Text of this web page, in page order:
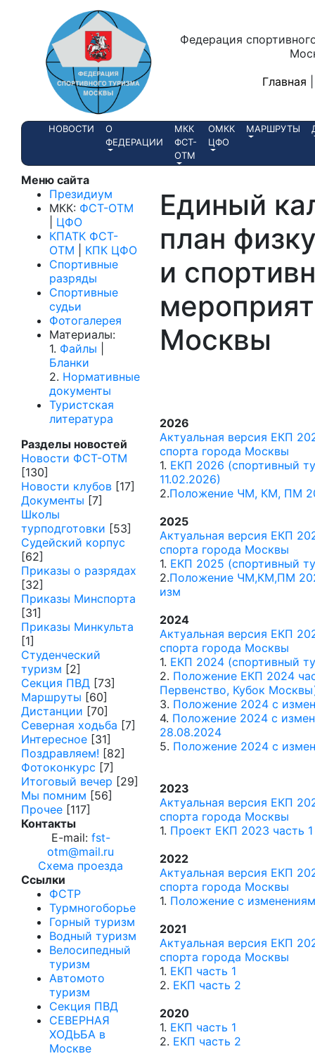
Федерация
Главная
НОВОСТИ
О
ФЕДЕРАЦИИ
МКК
ФСТ-
ОТМ
ОМКК
ЦФО
МАРШРУТЫ
Меню сайта
Президиум
МКК: ФСТ-ОТМ
ЦФО
КПАТК ФСТ-
ОТМ
КПК ЦФО
Cпортивные
разряды
Спортивные
судьи
Фотогалерея
Материалы:
1. Файлы
Бланки
2. Нормативные
документы
Туристская
литература
Разделы новостей
Новости ФСТ-ОТМ
[130]
Новости клубов [17]
Документы [7]
Школы
турподготовки [53]
Судейский корпус
[62]
Приказы о разрядах
[32]
Приказы Минспорта
[31]
Приказы Минкульта
[1]
Студенческий
туризм [2]
Секция ПВД [73]
Маршруты [60]
Дистанции [70]
Северная ходьба [7]
Интересное [31]
Поздравляем! [82]
Фотоконкурс [7]
Итоговый вечер [29]
Мы помним [56]
Прочее [117]
Контакты
E-mail: fst-
otm@mail.ru
Схема проезда
Ссылки
ФСТР
Турмногоборье
Горный туризм
Водный туризм
Велосипедный
туризм
Автомото
туризм
Секция ПВД
СЕВЕРНАЯ
ХОДЬБА в
Москве
Единый
план
и
Москвы
2026
Актуальная версия ЕКП
спорта города Москвы
1. ЕКП 2026 (спортивный
11.02.2026)
2.Положение ЧМ, КМ, ПМ
2025
Актуальная версия ЕКП
спорта города Москвы
1. ЕКП 2025 (спортивный
2.Положение ЧМ,КМ,ПМ
изм
2024
Актуальная версия ЕКП
спорта города Москвы
1. ЕКП 2024 (спортивный
2. Положение ЕКП 2024
Первенство, Кубок
3. Положение 2024 с
4. Положение 2024 с
28.08.2024
5. Положение 2024 с
2023
Актуальная версия ЕКП
спорта города Москвы
1. Проект ЕКП 2023 часть 1
2022
Актуальная версия ЕКП
спорта города Москвы
1. Положение с
2021
Актуальная версия ЕКП
спорта города Москвы
1. ЕКП часть 1
2. ЕКП часть 2
2020
1. ЕКП часть 1
2. ЕКП часть 2